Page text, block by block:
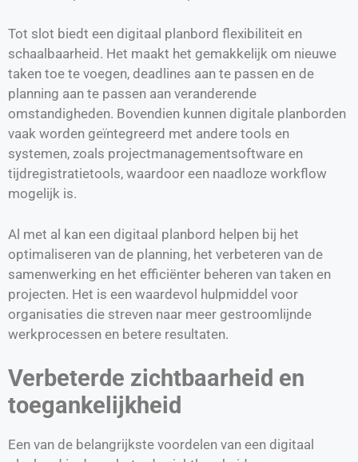
Tot slot biedt een digitaal planbord flexibiliteit en
schaalbaarheid. Het maakt het gemakkelijk om nieuwe
taken toe te voegen, deadlines aan te passen en de
planning aan te passen aan veranderende
omstandigheden. Bovendien kunnen digitale planborden
vaak worden geïntegreerd met andere tools en
systemen, zoals projectmanagementsoftware en
tijdregistratietools, waardoor een naadloze workflow
mogelijk is.
Al met al kan een digitaal planbord helpen bij het
optimaliseren van de planning, het verbeteren van de
samenwerking en het efficiënter beheren van taken en
projecten. Het is een waardevol hulpmiddel voor
organisaties die streven naar meer gestroomlijnde
werkprocessen en betere resultaten.
Verbeterde zichtbaarheid en
toegankelijkheid
Een van de belangrijkste voordelen van een digitaal